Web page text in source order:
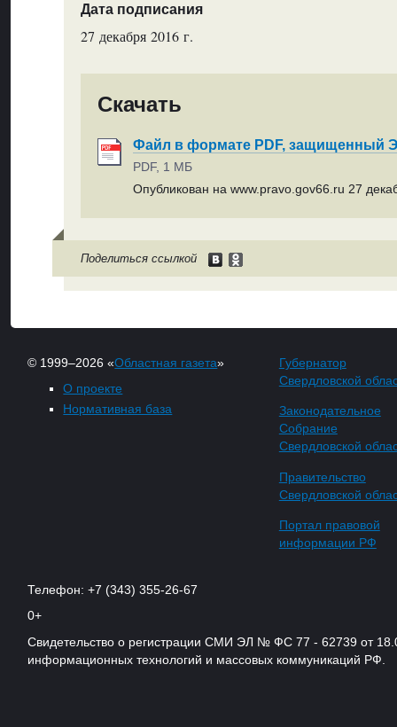
Дата подписания
27 декабря 2016 г.
Скачать
Файл в формате PDF, защищенный
PDF, 1 МБ
Опубликован на www.pravo.gov66.ru 27
Поделиться ссылкой
© 1999–2026 «Областная газета»
О проекте
Нормативная база
Губернатор
Свердловской
Законодательное
Собрание
Свердловской
Правительство
Свердловской
Портал правовой
информации РФ
Телефон: +7 (343) 355-26-67
0+
Свидетельство о регистрации СМИ ЭЛ № ФС 77 - 62739 от
информационных технологий и массовых коммуникаций РФ.